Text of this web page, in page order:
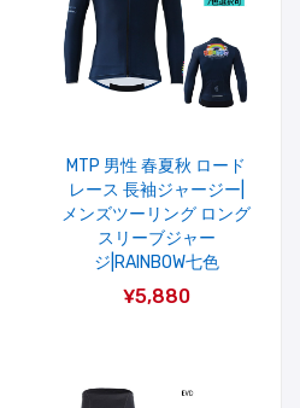
MTP 男性 春夏秋 ロード
レース 長袖ジャージー|
メンズツーリング ロング
スリーブジャー
ジ|RAINBOW七色
¥5,880